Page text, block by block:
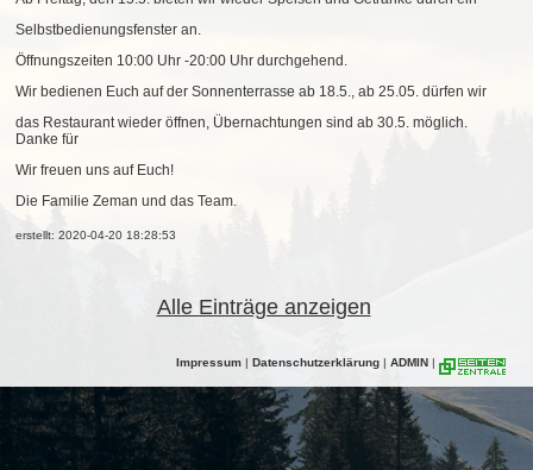
Selbstbedienungsfenster an.
Öffnungszeiten 10:00 Uhr -20:00 Uhr durchgehend.
Wir bedienen Euch auf der Sonnenterrasse ab 18.5., ab 25.05. dürfen wir
das Restaurant wieder öffnen, Übernachtungen sind ab 30.5. möglich.
Danke für
Wir freuen uns auf Euch!
Die Familie Zeman und das Team.
erstellt: 2020-04-20 18:28:53
Alle Einträge anzeigen
Impressum | Datenschutzerklärung | ADMIN |